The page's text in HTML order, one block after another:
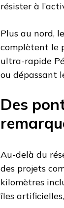
résister à
Plus au nord,
complètent le
ultra-rapide
ou dépassant
Des
Au-delà du
des projets
kilomètres
îles